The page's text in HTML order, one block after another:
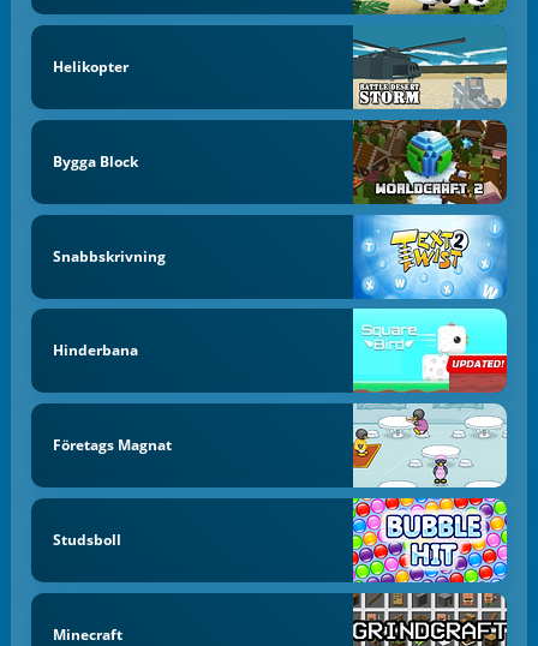
Helikopter
Bygga Block
Snabbskrivning
Hinderbana
Företags Magnat
Studsboll
Minecraft